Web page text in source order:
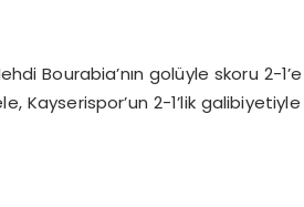
Bourabia’nın golüyle skoru 2-1’e
Kayserispor’un 2-1’lik galibiyetiyle